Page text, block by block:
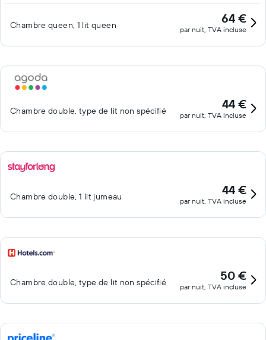
Chambre queen, 1 lit queen 64 €
par nuit, TVA incluse
Chambre double, type de lit non spécifié 44 €
par nuit, TVA incluse
Chambre double, 1 lit jumeau 44 €
par nuit, TVA incluse
Chambre double, type de lit non spécifié 50 €
par nuit, TVA incluse